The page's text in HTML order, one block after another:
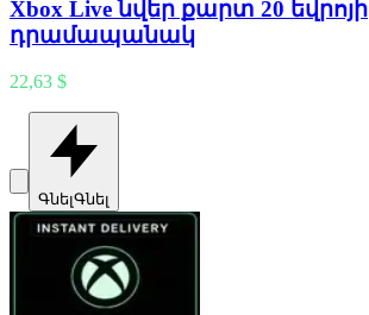
Xbox Live նվեր քարտ 20 եվրոյի
դրամապանակ
22,63 $
ԳնելԳնել